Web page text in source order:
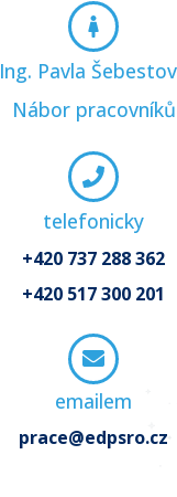
Ing. Pavla
Nábor pracovníků
telefonicky
+420 737 288 362
+420 517 300 201
emailem
prace@edpsro.cz